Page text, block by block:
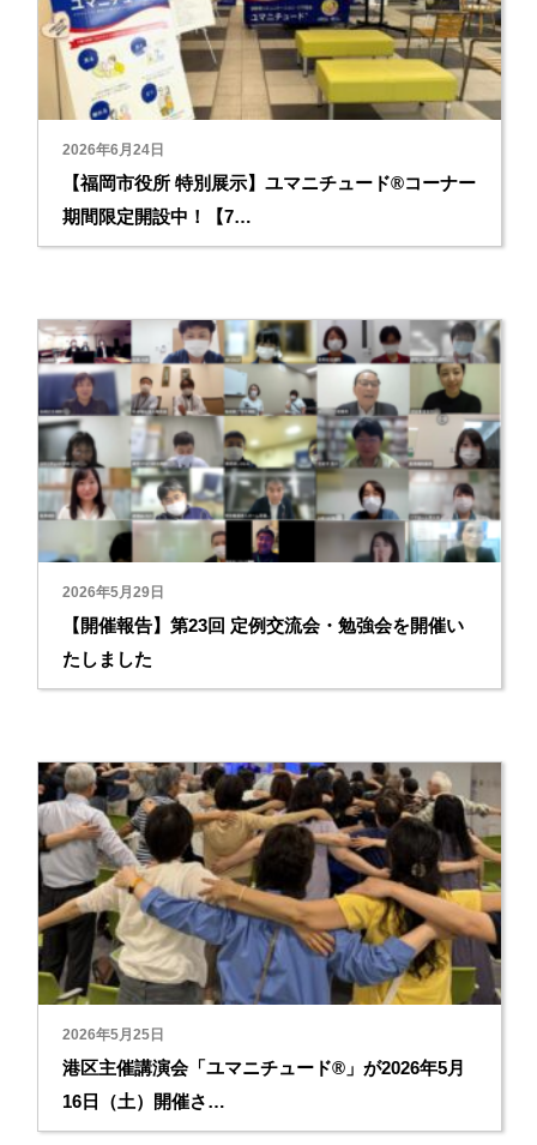
2026年6月24日
【福岡市役所 特別展示】ユマニチュード®コーナー
期間限定開設中！【7…
2026年5月29日
【開催報告】第23回 定例交流会・勉強会を開催い
たしました
2026年5月25日
港区主催講演会「ユマニチュード®」が2026年5月
16日（土）開催さ…